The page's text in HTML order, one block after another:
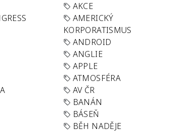
AKCE
AMERICKÝ
KORPORATISMUS
ANDROID
ANGLIE
APPLE
ATMOSFÉRA
AV ČR
BANÁN
BÁSEŇ
BĚH NADĚJE